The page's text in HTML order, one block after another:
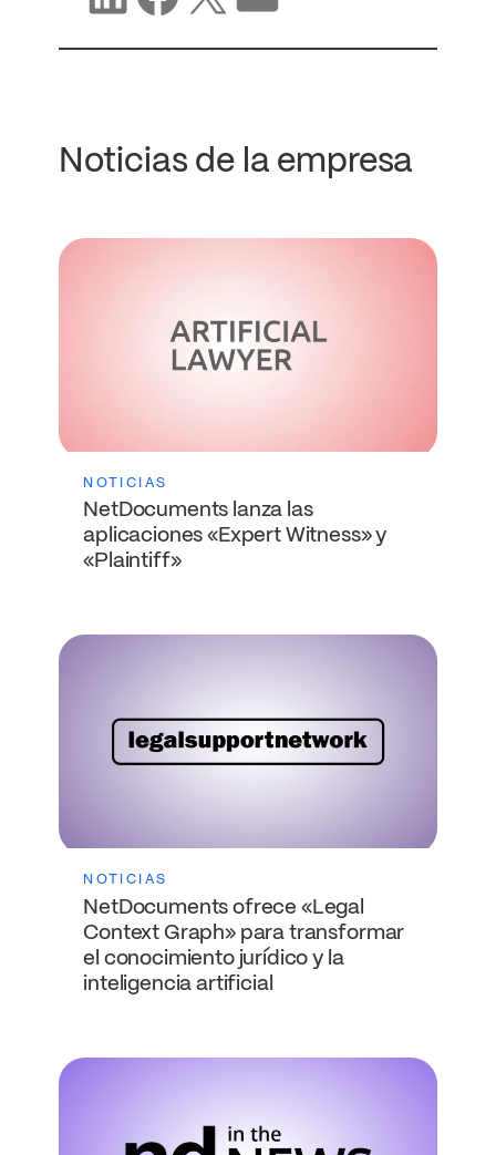
Noticias de la empresa
NOTICIAS
NetDocuments lanza las
aplicaciones «Expert Witness» y
«Plaintiff»
NOTICIAS
NetDocuments ofrece «Legal
Context Graph» para transformar
el conocimiento jurídico y la
inteligencia artificial